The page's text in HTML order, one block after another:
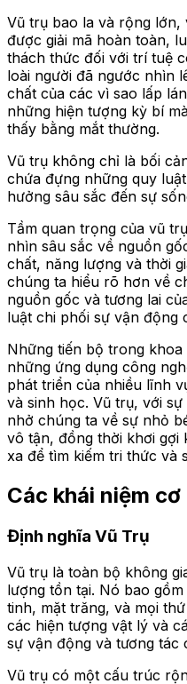
Vũ trụ bao la và rộng
được giải mã hoàn toàn,
thách thức đối với trí tuệ
loài người đã ngước nhìn
chất của các vì sao lấp
những hiện tượng kỳ bí
thấy bằng mắt thường.
Vũ trụ không chỉ là bối
chứa đựng những quy
hưởng sâu sắc đến sự
Tầm quan trọng của vũ
nhìn sâu sắc về nguồn
chất, năng lượng và thời
chúng ta hiểu rõ hơn về
nguồn gốc và tương lai
luật chi phối sự vận động
Những tiến bộ trong
những ứng dụng công
phát triển của nhiều lĩnh
và sinh học. Vũ trụ, với
nhở chúng ta về sự nhỏ
vô tận, đồng thời khơi gợi
xa để tìm kiếm tri thức và
Các khái niệm
Định nghĩa Vũ Trụ
Vũ trụ là toàn bộ không
lượng tồn tại. Nó bao
tinh, mặt trăng, và mọi
các hiện tượng vật lý và
sự vận động và tương tác
Vũ trụ có một cấu trúc